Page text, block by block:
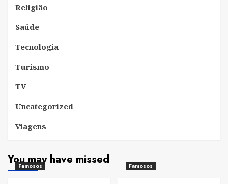
Religião
Saúde
Tecnologia
Turismo
TV
Uncategorized
Viagens
You may have missed
Famosos Famosos